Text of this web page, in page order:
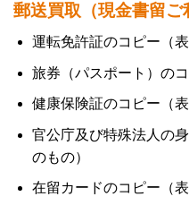
郵送買取（現金書留ご
運転免許証のコピー（表
旅券（パスポート）の
健康保険証のコピー（
官公庁及び特殊法人の
のもの）
在留カードのコピー（表